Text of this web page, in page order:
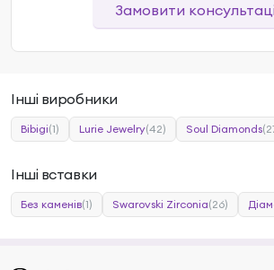
Замовити
Інші виробники
Bibigi(1) Lurie Jewelry(42) Soul Diamonds
Інші вставки
Без каменів(1) Swarovski Zirconia(26)